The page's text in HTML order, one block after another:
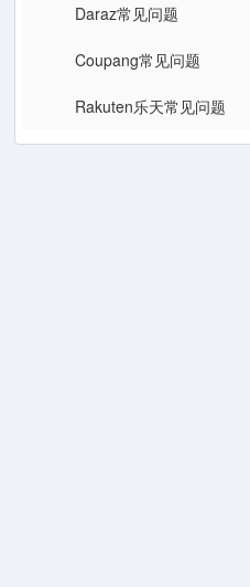
Daraz常见问题
Coupang常见问题
Rakuten乐天常见问题